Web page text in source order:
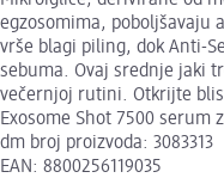
egzosomima, poboljšavaju
vrše blagi piling, dok Anti-
sebuma. Ovaj srednje jaki
večernjoj rutini. Otkrijte
Exosome Shot 7500 serum
dm broj proizvoda: 3083313
EAN: 8800256119035